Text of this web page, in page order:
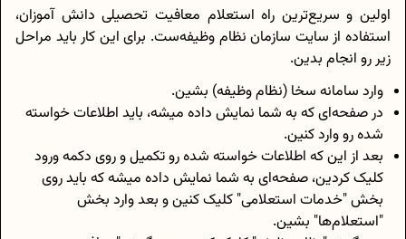
اولین و سریع‌ترین راه استعلام معافیت تحصیلی دانش آموزان،
استفاده از سایت سازمان نظام وظیفه‌ست. برای این کار باید مراحل
زیر رو انجام بدین.
وارد سامانه سخا (نظام وظیفه) بشین.
در صفحه‌ای که به شما نمایش داده میشه، باید اطلاعات خواسته
شده رو وارد کنین.
بعد از این که اطلاعات خواسته شده رو تکمیل و روی دکمه ورود
کلیک کردین، صفحه‌‎ای به شما نمایش داده میشه که باید روی
بخش "خدمات استعلامی" کلیک کنین و بعد وارد بخش
"استعلام‌ها" بشین.